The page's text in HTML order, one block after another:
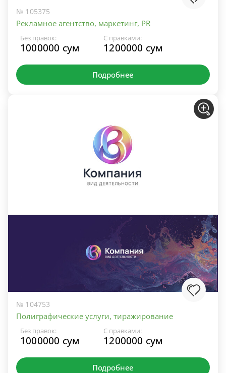
№ 105375
Рекламное агентство, маркетинг, PR
Без правок:
1000000 сум
С правками:
1200000 сум
Подробнее
№ 104753
Полиграфические услуги, тиражирование
Без правок:
1000000 сум
С правками:
1200000 сум
Подробнее